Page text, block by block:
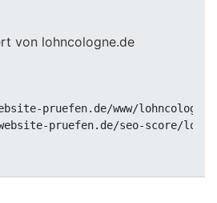
pruefen.de/www/
pruefen.de/seo-score/